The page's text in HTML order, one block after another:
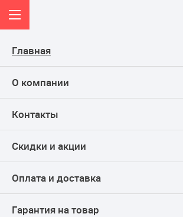
Главная
О компании
Контакты
Скидки и акции
Оплата и доставка
Гарантия на товар
Онлайн-гипермаркет
КАТАЛОГ
Контейнер для мусора "Smart Bin" синий, 10 л